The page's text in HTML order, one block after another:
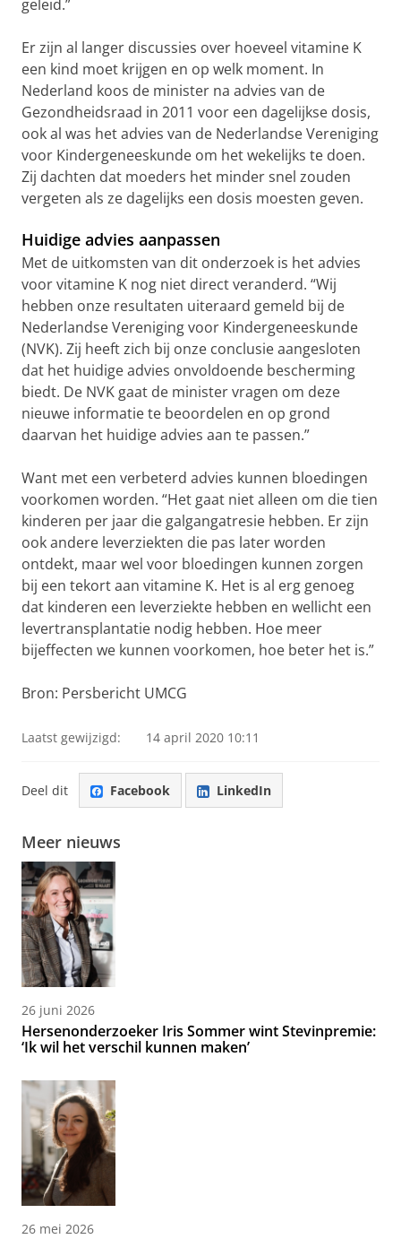
geleid.”
Er zijn al langer discussies over hoeveel vitamine K
een kind moet krijgen en op welk moment. In
Nederland koos de minister na advies van de
Gezondheidsraad in 2011 voor een dagelijkse dosis,
ook al was het advies van de Nederlandse Vereniging
voor Kindergeneeskunde om het wekelijks te doen.
Zij dachten dat moeders het minder snel zouden
vergeten als ze dagelijks een dosis moesten geven.
Huidige advies aanpassen
Met de uitkomsten van dit onderzoek is het advies
voor vitamine K nog niet direct veranderd. “Wij
hebben onze resultaten uiteraard gemeld bij de
Nederlandse Vereniging voor Kindergeneeskunde
(NVK). Zij heeft zich bij onze conclusie aangesloten
dat het huidige advies onvoldoende bescherming
biedt. De NVK gaat de minister vragen om deze
nieuwe informatie te beoordelen en op grond
daarvan het huidige advies aan te passen.”
Want met een verbeterd advies kunnen bloedingen
voorkomen worden. “Het gaat niet alleen om die tien
kinderen per jaar die galgangatresie hebben. Er zijn
ook andere leverziekten die pas later worden
ontdekt, maar wel voor bloedingen kunnen zorgen
bij een tekort aan vitamine K. Het is al erg genoeg
dat kinderen een leverziekte hebben en wellicht een
levertransplantatie nodig hebben. Hoe meer
bijeffecten we kunnen voorkomen, hoe beter het is.”
Bron: Persbericht UMCG
Laatst gewijzigd: 14 april 2020 10:11
Deel dit Facebook LinkedIn
Meer nieuws
26 juni 2026
Hersenonderzoeker Iris Sommer wint Stevinpremie:
‘Ik wil het verschil kunnen maken’
26 mei 2026